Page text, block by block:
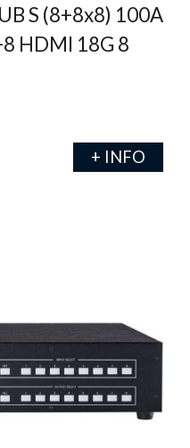
S (8+8x8) 100A
HDMI 18G 8
+ INFO